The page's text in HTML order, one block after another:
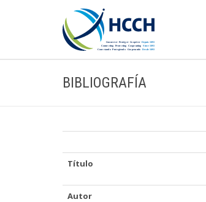
BIBLIOGRAFÍA
Título
Autor